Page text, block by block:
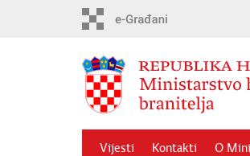
Vijesti Kontakti O